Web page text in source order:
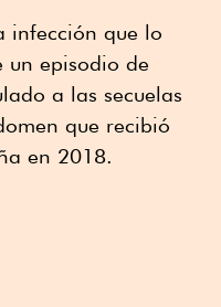
infección que lo
un episodio de
a las secuelas
que recibió
en 2018.